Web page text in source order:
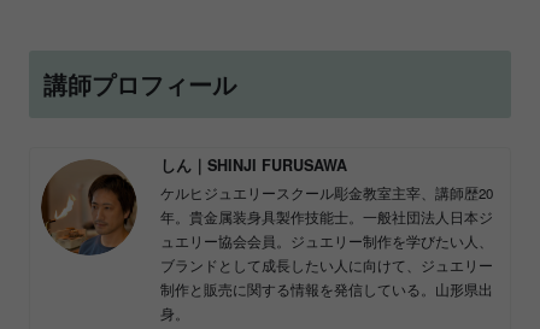
講師プロフィール
しん｜SHINJI FURUSAWA
ケルヒジュエリースクール彫金教室主宰、講師歴20
年。貴金属装身具製作技能士。一般社団法人日本ジ
ュエリー協会会員。ジュエリー制作を学びたい人、
ブランドとして成長したい人に向けて、ジュエリー
制作と販売に関する情報を発信している。山形県出
身。